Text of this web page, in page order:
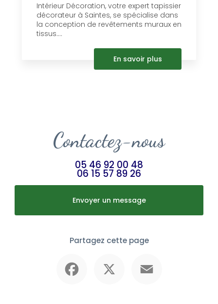
Intérieur Décoration, votre expert tapissier
décorateur à Saintes, se spécialise dans
la conception de revêtements muraux en
tissus....
En savoir plus
Contactez-nous
05 46 92 00 48
06 15 57 89 26
Envoyer un message
Partagez cette page